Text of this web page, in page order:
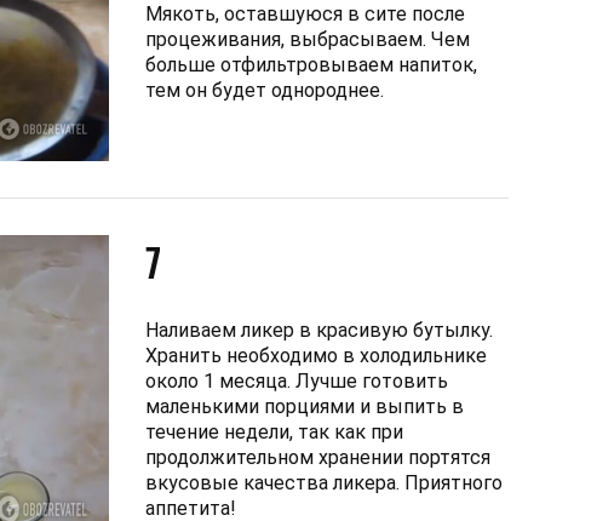
Мякоть, оставшуюся в сите после
процеживания, выбрасываем. Чем
больше отфильтровываем напиток,
тем он будет однороднее.
7
Наливаем ликер в красивую бутылку.
Хранить необходимо в холодильнике
около 1 месяца. Лучше готовить
маленькими порциями и выпить в
течение недели, так как при
продолжительном хранении портятся
вкусовые качества ликера. Приятного
аппетита!